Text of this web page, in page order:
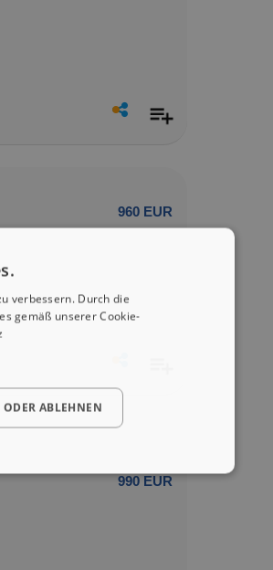
960 EUR
990 EUR
verbessern. Durch die
gemäß unserer Cookie-
ABLEHNEN